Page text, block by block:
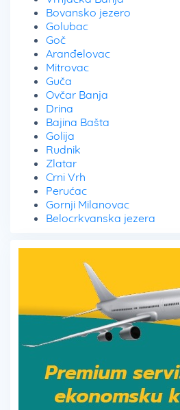
Bovansko jezero
Golubac
Goč
Aranđelovac
Mitrovac
Guča
Ovčar Banja
Drina
Bajina Bašta
Golija
Rudnik
Zlatar
Crni Vrh
Perućac
Gornji Milanovac
Belocrkvanska jezera